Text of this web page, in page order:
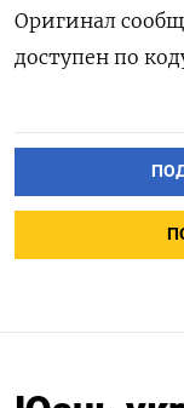
Оригинал
доступен по